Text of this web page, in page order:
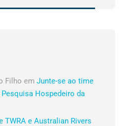
Filho em Junte-se ao time
Hospedeiro da
TWRA e Australian Rivers